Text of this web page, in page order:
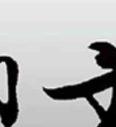
时间定了！邯郸中考网上填报
2023-06-25 11:22:29点
来源：邯郸新闻网 作者